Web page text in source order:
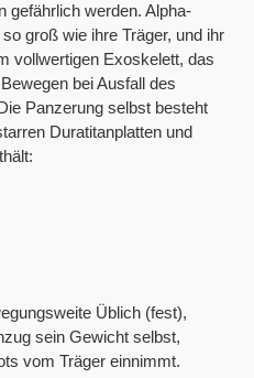
gefährlich werden. Alpha-
groß wie ihre Träger, und ihr
vollwertigen Exoskelett, das
bei Ausfall des
Panzerung selbst besteht
Duratitanplatten und
Üblich (fest),
sein Gewicht selbst,
vom Träger einnimmt.